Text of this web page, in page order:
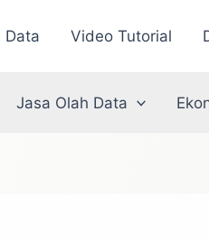
Data Video Tutorial
Jasa Olah Data